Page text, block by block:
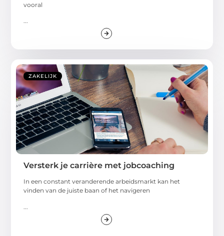
vooral
...
ZAKELIJK
Versterk je carrière met jobcoaching
In een constant veranderende arbeidsmarkt kan het
vinden van de juiste baan of het navigeren